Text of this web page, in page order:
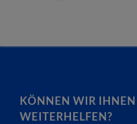
KÖNNEN WIR IHNEN
WEITERHELFEN?